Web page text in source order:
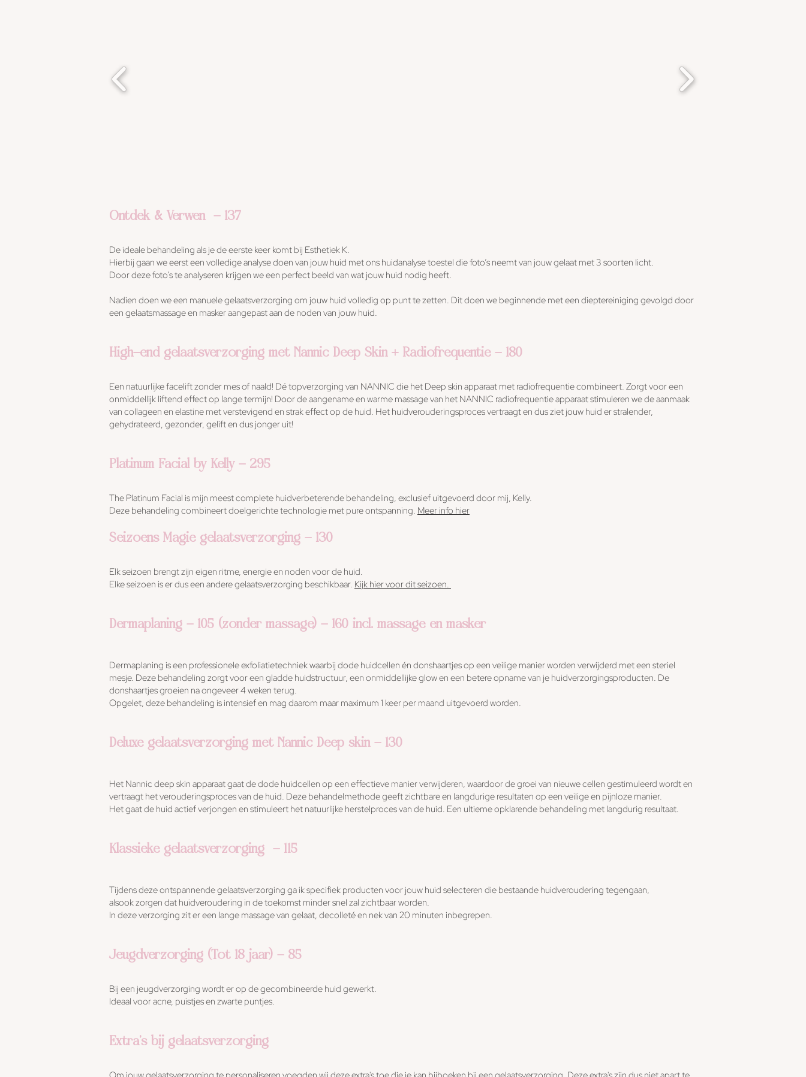
Ontdek & Verwen - 137
De ideale behandeling als je de eerste keer komt bij Esthetiek K.
Hierbij gaan we eerst een volledige analyse doen van jouw huid met ons huidanalyse toestel die foto’s neemt van jouw gelaat met 3 soorten licht.
Door deze foto’s te analyseren krijgen we een perfect beeld van wat jouw huid nodig heeft.
Nadien doen we een manuele gelaatsverzorging om jouw huid volledig op punt te zetten. Dit doen we beginnende met een dieptereiniging gevolgd door
een gelaatsmassage en masker aangepast aan de noden van jouw huid.
High-end gelaatsverzorging met Nannic Deep Skin + Radiofrequentie - 180
Een natuurlijke facelift zonder mes of naald! Dé topverzorging van NANNIC die het Deep skin apparaat met radiofrequentie combineert. Zorgt voor een
onmiddellijk liftend effect op lange termijn! Door de aangename en warme massage van het NANNIC radiofrequentie apparaat stimuleren we de aanmaak
van collageen en elastine met verstevigend en strak effect op de huid. Het huidverouderingsproces vertraagt en dus ziet jouw huid er stralender,
gehydrateerd, gezonder, gelift en dus jonger uit!
Platinum Facial by Kelly - 295
The Platinum Facial is mijn meest complete huidverbeterende behandeling, exclusief uitgevoerd door mij, Kelly.
Deze behandeling combineert doelgerichte technologie met pure ontspanning. Meer info hier
Seizoens Magie gelaatsverzorging - 130
Elk seizoen brengt zijn eigen ritme, energie en noden voor de huid.
Elke seizoen is er dus een andere gelaatsverzorging beschikbaar. Kijk hier voor dit seizoen.
Dermaplaning - 105 (zonder massage) - 160 incl. massage en masker
Dermaplaning is een professionele exfoliatietechniek waarbij dode huidcellen én donshaartjes op een veilige manier worden verwijderd met een steriel
mesje. Deze behandeling zorgt voor een gladde huidstructuur, een onmiddellijke glow en een betere opname van je huidverzorgingsproducten. De
donshaartjes groeien na ongeveer 4 weken terug.
Opgelet, deze behandeling is intensief en mag daarom maar maximum 1 keer per maand uitgevoerd worden.
Deluxe gelaatsverzorging met Nannic Deep skin - 130
Het Nannic deep skin apparaat gaat de dode huidcellen op een effectieve manier verwijderen, waardoor de groei van nieuwe cellen gestimuleerd wordt en
vertraagt het verouderingsproces van de huid. Deze behandelmethode geeft zichtbare en langdurige resultaten op een veilige en pijnloze manier.
Het gaat de huid actief verjongen en stimuleert het natuurlijke herstelproces van de huid. Een ultieme opklarende behandeling met langdurig resultaat.
Klassieke gelaatsverzorging - 115
Tijdens deze ontspannende gelaatsverzorging ga ik specifiek producten voor jouw huid selecteren die bestaande huidveroudering tegengaan,
alsook zorgen dat huidveroudering in de toekomst minder snel zal zichtbaar worden.
In deze verzorging zit er een lange massage van gelaat, decolleté en nek van 20 minuten inbegrepen.
Jeugdverzorging (Tot 18 jaar) - 85
Bij een jeugdverzorging wordt er op de gecombineerde huid gewerkt.
Ideaal voor acne, puistjes en zwarte puntjes.
Extra’s bij gelaatsverzorging